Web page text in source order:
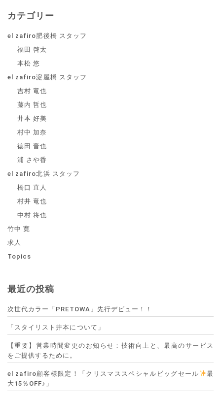
カテゴリー
el zafiro肥後橋 スタッフ
福田 啓太
本松 悠
el zafiro淀屋橋 スタッフ
吉村 竜也
藤内 哲也
井本 好美
村中 加奈
徳田 晋也
浦 さや香
el zafiro北浜 スタッフ
橋口 直人
村井 竜也
中村 将也
竹中 寛
求人
Topics
最近の投稿
次世代カラー「PRETOWA」先行デビュー！！
「スタイリスト井本について」
【重要】営業時間変更のお知らせ：技術向上と、最高のサービス
をご提供するために。
el zafiro顧客様限定！「クリスマススペシャルビッグセール
最
大15％OFF♪」